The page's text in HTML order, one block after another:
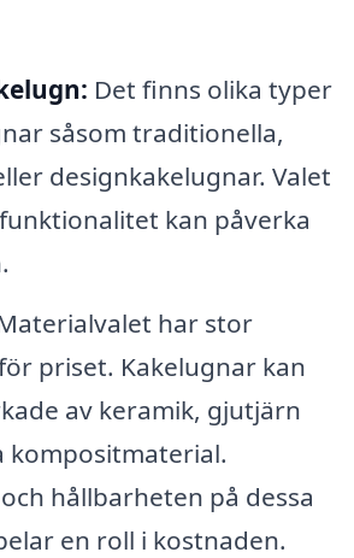
Det finns olika typer
såsom traditionella,
designkakelugnar. Valet
kan påverka
har stor
priset. Kakelugnar kan
av keramik, gjutjärn
kompositmaterial.
hållbarheten på dessa
en roll i kostnaden.